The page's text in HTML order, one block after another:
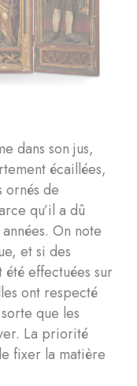
dans son jus,
écaillées,
ornés de
qu’il a dû
On note
et si des
effectuées sur
ont respecté
que les
La priorité
fixer la matière